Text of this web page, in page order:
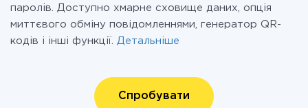
паролів. Доступно хмарне сховище даних, опція
миттєвого обміну повідомленнями, генератор QR-
кодів і інші функції. Детальніше
Спробувати